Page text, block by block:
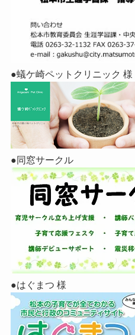
●蟻ケ崎ペットクリニック 様
●同窓サークル
●はぐまつ 様